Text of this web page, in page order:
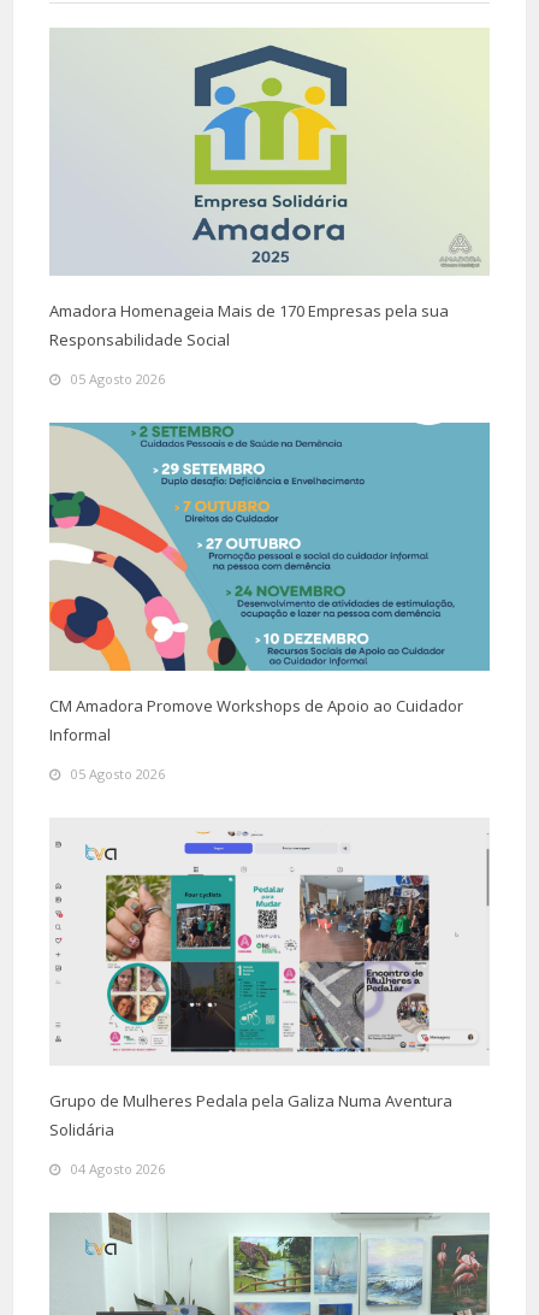
Amadora Homenageia Mais de 170 Empresas pela sua
Responsabilidade Social
05 Agosto 2026
CM Amadora Promove Workshops de Apoio ao Cuidador
Informal
05 Agosto 2026
Grupo de Mulheres Pedala pela Galiza Numa Aventura
Solidária
04 Agosto 2026